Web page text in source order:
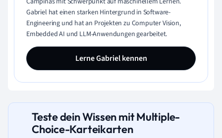
Gabriel hat einen starken Hintergrund in Software-
Engineering und hat an Projekten zu Computer Vision,
Embedded AI und LLM-Anwendungen gearbeitet.
Lerne Gabriel kennen
Teste dein Wissen mit Multiple-
Choice-Karteikarten